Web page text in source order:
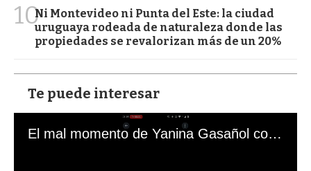
10Ni Montevideo ni Punta del Este: la ciudad
uruguaya rodeada de naturaleza donde las
propiedades se revalorizan más de un 20%
Te puede interesar
El mal momento de Yanina Gasañol con un hincha argentino en "Subrayado"